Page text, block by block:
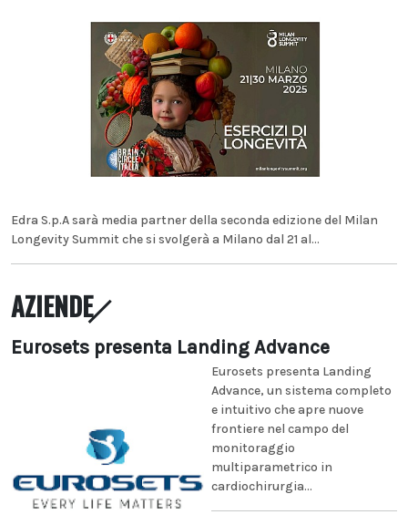
Edra S.p.A sarà media partner della seconda edizione del Milan
Longevity Summit che si svolgerà a Milano dal 21 al...
AZIENDE
Eurosets presenta Landing Advance
Eurosets presenta Landing
Advance, un sistema completo
e intuitivo che apre nuove
frontiere nel campo del
monitoraggio
multiparametrico in
cardiochirurgia...